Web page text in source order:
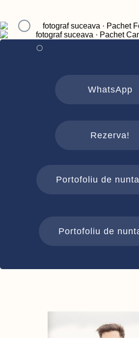
WhatsApp
Rezerva!
Portofoliu de
Portofoliu de